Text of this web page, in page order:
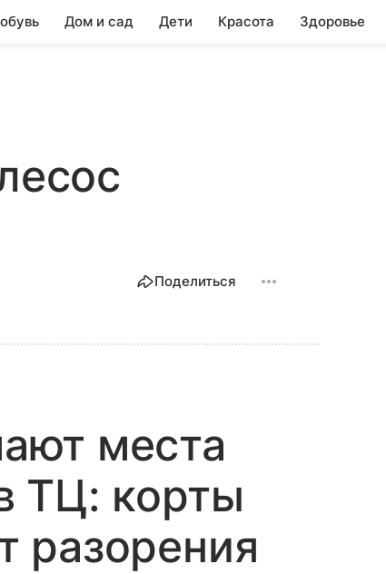
Дом и сад Дети Красота Здоровье
Поделиться
места
ТЦ: корты
разорения